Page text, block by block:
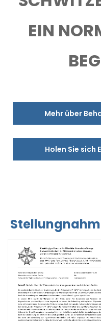
EIN
Mehr über
Holen Sie